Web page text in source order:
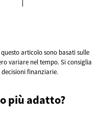
articolo sono basati sulle
variare nel tempo. Si consiglia
finanziarie.
più adatto?